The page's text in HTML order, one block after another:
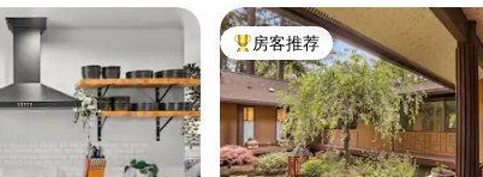
热门「房客推荐」
房客推荐